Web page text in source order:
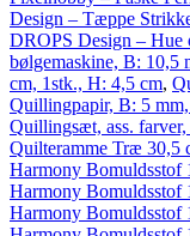
Design – Tæppe
DROPS Design – Hue
bølgemaskine, B: 10,5
cm, 1stk., H: 4,5 cm,
Quillingpapir, B: 5
Quillingsæt, ass. farver,
Quilteramme Træ 30,5
Harmony Bomuldsstof
Harmony Bomuldsstof
Harmony Bomuldsstof